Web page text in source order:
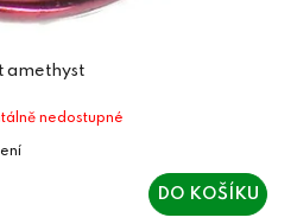
amethyst
nedostupné
DO KOŠÍKU